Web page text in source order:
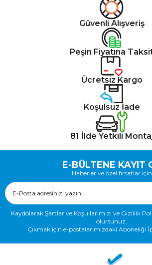
Güvenli Alışveriş
Peşin Fiyatına
Ücretsiz Kargo
Koşulsuz İade
81 İlde Yetkili
E-BÜLTENE KAYIT
Haberler ve özel fırsatlar için
Kaydolarak Şartlar ve Koşullarımızı ve Gizlilik
olursunuz.
Çıkmak için e-postalarımızdaki Aboneliği